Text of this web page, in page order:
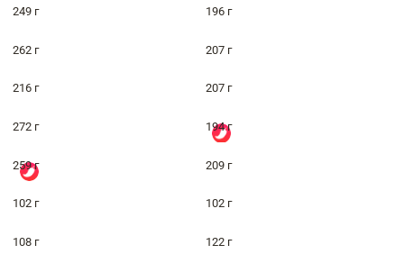
249 г 196 г
262 г 207 г
216 г 207 г
272 г 194 г
259 г 209 г
102 г 102 г
108 г 122 г